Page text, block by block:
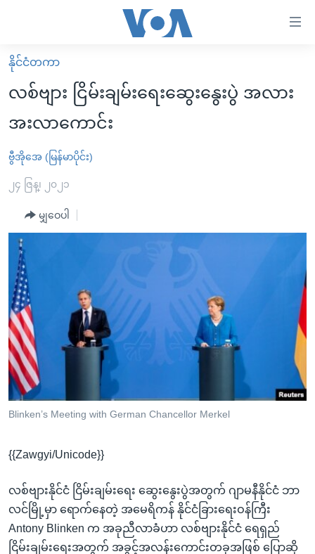
လွယ်ကူ
စေ
များ
ပင်မ
ကျော်
ကြည့်
ပင်မ
အ
ညွန်း
စာမျက်နှာ
သို့
ကျော်
ကြည့်
ရှာဖွေ
နေရာ
သို့
ကျော်
ရန်
မူလစာမျက်နှာ
မြန်မာ
ကမ္ဘာ့သတင်းများ
နိုင်ငံတကာ
အမေရိကန်
အစ္စရေး-ပါလက်စတိုင်း
ဗွီဒီယို
သတင်းလွတ်လပ်ခွင့်
အင်္ဂလိပ်စာလေ့လာမယ်
အမေရိကန်သုံးအီဒီယံ
မကြေးမုံရဲ့ အင်္ဂလိပ်စာ
ရုပ်ရှင်ထဲက အင်္ဂလိပ်စာ
သုတပဒေသာ အင်္ဂလိပ်စာ
အပတ်စဉ်ကဏ္ဍများ
ရေဒီယို
တီဗွီ
ရေဒီယိုနှင့်ရုပ်သံ အချက်အလက်များ
ရေဒီယို/တီဗွီအစီအစဉ်
Learning English
ဗွီအိုအေ လူမှုကွန်ယက်များ
နိုင်ငံတကာ
လစ်ဗျား ငြိမ်းချမ်းရေးဆွေးနွေးပွဲ အလား
အးလာကောင်း
ဗွီအိုအေ (မြန်မာပိုင်း)
၂၄ ဇြန္၊ ၂၀၂၁
မျှဝေပါ
Blinken’s Meeting with German Chancellor Merkel
{{Zawgyi/Unicode}}
လစ်ဗျားနိုင်ငံ ငြိမ်းချမ်းရေး ဆွေးနွေးပွဲအတွက် ဂျာမနီနိုင်ငံ ဘာ
လင်မြို့မှာ ရောက်နေတဲ့ အမေရိကန် နိုင်ငံခြားရေးဝန်ကြီး
Antony Blinken က အခုညီလာခံဟာ လစ်ဗျားနိုင်ငံ ရေရှည်
ငြိမ်းချမ်းရေးအတွက် အခွင့်အလန်းကောင်းတခုအဖြစ် ပြောဆို